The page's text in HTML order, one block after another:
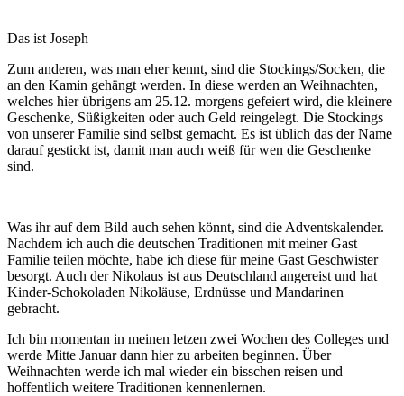
Das ist Joseph
Zum anderen, was man eher kennt, sind die Stockings/Socken, die
an den Kamin gehängt werden. In diese werden an Weihnachten,
welches hier übrigens am 25.12. morgens gefeiert wird, die kleinere
Geschenke, Süßigkeiten oder auch Geld reingelegt. Die Stockings
von unserer Familie sind selbst gemacht. Es ist üblich das der Name
darauf gestickt ist, damit man auch weiß für wen die Geschenke
sind.
Was ihr auf dem Bild auch sehen könnt, sind die Adventskalender.
Nachdem ich auch die deutschen Traditionen mit meiner Gast
Familie teilen möchte, habe ich diese für meine Gast Geschwister
besorgt. Auch der Nikolaus ist aus Deutschland angereist und hat
Kinder-Schokoladen Nikoläuse, Erdnüsse und Mandarinen
gebracht.
Ich bin momentan in meinen letzen zwei Wochen des Colleges und
werde Mitte Januar dann hier zu arbeiten beginnen. Über
Weihnachten werde ich mal wieder ein bisschen reisen und
hoffentlich weitere Traditionen kennenlernen.